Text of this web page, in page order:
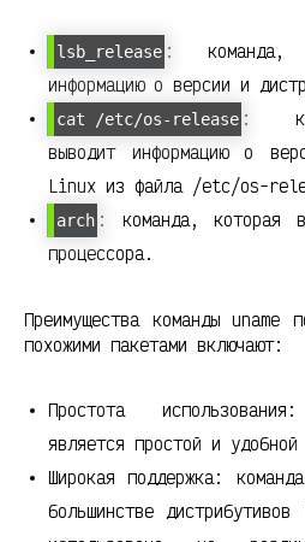
lsb_release : команда,
информацию о версии и
cat /etc/os-release :
выводит информацию о
Linux из файла /etc/os-
arch : команда, которая
процессора.
Преимущества команды uname
похожими пакетами включают:
Простота
является простой и
Широкая поддержка:
большинстве